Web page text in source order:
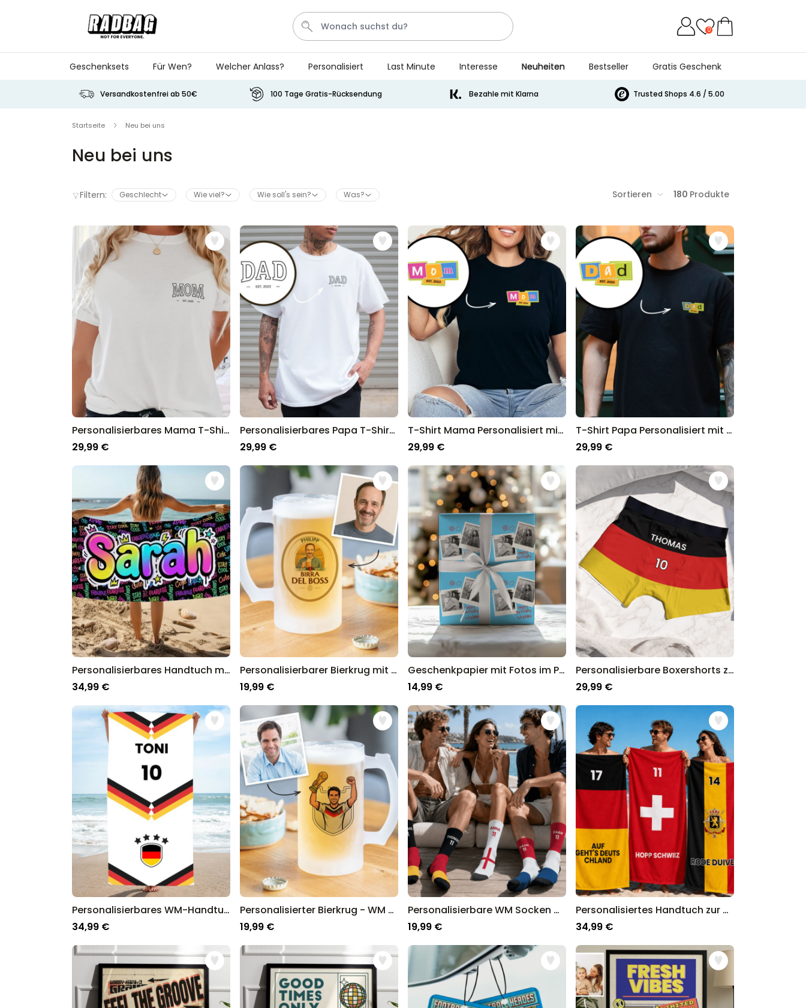
Personalisierbar
über 2.400
mal gekauft
34,99 €
Personalisierbar
Personalisierbares Aperol
Spritz Glas mit Name
über 19.400
16,99 €
Personalisierbar
Personalisierbares Handtuch
Maritim mit Text
mal gekauft
34,99 €
Personalisierbar
Pizzeria mit Gesicht
0
Geschenksets Für Wen? Welcher Anlass? Personalisiert Last Minute Interesse Neuheiten Bestseller Gratis Geschenk
Versandkostenfrei ab 50€ 100 Tage Gratis-Rücksendung Bezahle mit Klarna Trusted Shops 4.6 / 5.00
Startseite Neu bei uns
Neu bei uns
Filtern: Geschlecht Wie viel? Wie soll's sein? Was? Sortieren 180 Produkte
Personalisierbares Mama T-Shirt mit Jahreszahl
29,99 €
Personalisierbares Papa T-Shirt mit Jahreszahl
29,99 €
T-Shirt Mama Personalisiert mit Memphis-Design
29,99 €
T-Shirt Papa Personalisiert mit Memphis-Design
29,99 €
Personalisierbares Handtuch mit Namen im Graffiti Design
34,99 €
Personalisierbarer Bierkrug mit Name und Comic-Porträt
19,99 €
Geschenkpapier mit Fotos im Polaroid-Design personalisierbar
14,99 €
Personalisierbare Boxershorts zur WM mit Text
29,99 €
Personalisierbares WM-Handtuch im Trikot-Design mit Text
34,99 €
Personalisierter Bierkrug - WM Design mit Comic-Illustration
19,99 €
Personalisierbare WM Socken mit Text
19,99 €
Personalisiertes Handtuch zur WM mit Text
34,99 €